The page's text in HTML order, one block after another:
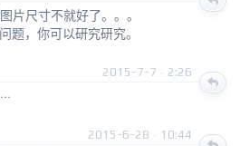
片尺寸不就好了。。。
题，你可以研究研究。
2015-7-7 · 2:26
2015-6-28 · 10:44